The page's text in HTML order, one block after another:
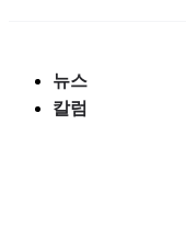
뉴스
칼럼